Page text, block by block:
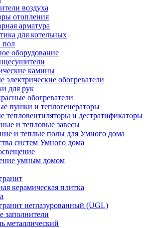
воздуха
отопления
арматура
для котельных
пол
оборудование
камины
электрические обогреватели
для рук
обогреватели
пушки и теплогенераторы
тепловентиляторы и дестратификаторы
и тепловые завесы
и теплые полы для Умного дома
систем Умного дома
умным домом
керамическая плитка
неглазурованный (UGL)
металлический